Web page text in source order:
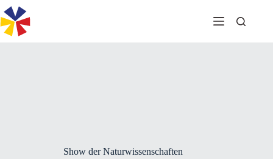
Zum
Inhalt
springen
Show der Naturwissenschaften